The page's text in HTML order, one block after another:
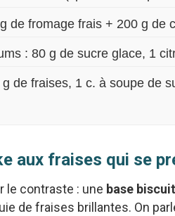
de fromage frais + 200 g de
: 80 g de sucre glace, 1
g de fraises, 1 c. à soupe de
aux fraises qui se
le contraste : une base
de fraises brillantes. On